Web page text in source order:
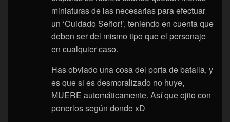
miniaturas de las necesarias para efectuar
un ‘Cuidado Señor!’, teniendo en cuenta que
deben ser del mismo tipo que el personaje
en cualquier caso.
Has obviado una cosa del porta de batalla, y
es que si es desmoralizado no huye,
MUERE automáticamente. Así que ojito con
ponerlos según donde xD